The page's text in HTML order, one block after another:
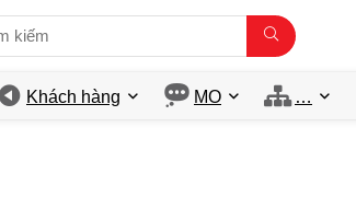
Khách hàng MO …